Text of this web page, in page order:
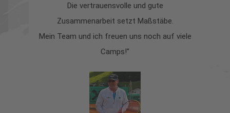
Die vertrauensvolle und gute
Zusammenarbeit setzt Maßstäbe.
Mein Team und ich freuen uns noch auf viele
Camps!"